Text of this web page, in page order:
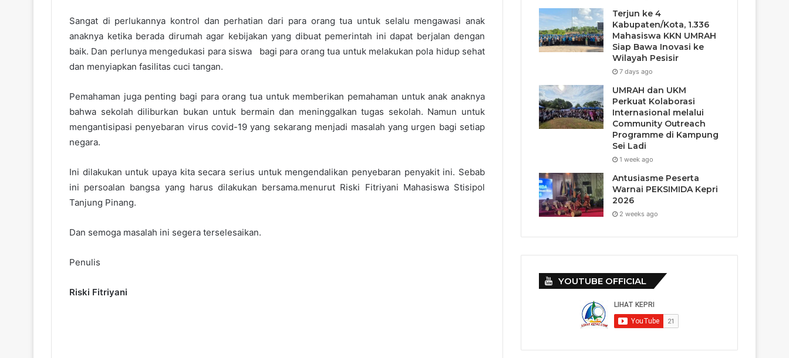
Sangat di perlukannya kontrol dan perhatian dari para orang tua untuk selalu mengawasi anak
anaknya ketika berada dirumah agar kebijakan yang dibuat pemerintah ini dapat berjalan dengan
baik. Dan perlunya mengedukasi para siswa bagi para orang tua untuk melakukan pola hidup sehat
dan menyiapkan fasilitas cuci tangan.
Pemahaman juga penting bagi para orang tua untuk memberikan pemahaman untuk anak anaknya
bahwa sekolah diliburkan bukan untuk bermain dan meninggalkan tugas sekolah. Namun untuk
mengantisipasi penyebaran virus covid-19 yang sekarang menjadi masalah yang urgen bagi setiap
negara.
Ini dilakukan untuk upaya kita secara serius untuk mengendalikan penyebaran penyakit ini. Sebab
ini persoalan bangsa yang harus dilakukan bersama.menurut Riski Fitriyani Mahasiswa Stisipol
Tanjung Pinang.
Dan semoga masalah ini segera terselesaikan.
Penulis
Riski Fitriyani
Terjun ke 4
Kabupaten/Kota, 1.336
Mahasiswa KKN UMRAH
Siap Bawa Inovasi ke
Wilayah Pesisir
7 days ago
UMRAH dan UKM
Perkuat Kolaborasi
Internasional melalui
Community Outreach
Programme di Kampung
Sei Ladi
1 week ago
Antusiasme Peserta
Warnai PEKSIMIDA Kepri
2026
2 weeks ago
YOUTUBE OFFICIAL